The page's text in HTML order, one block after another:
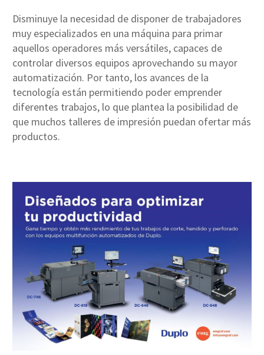
Disminuye la necesidad de disponer de trabajadores
muy especializados en una máquina para primar
aquellos operadores más versátiles, capaces de
controlar diversos equipos aprovechando su mayor
automatización. Por tanto, los avances de la
tecnología están permitiendo poder emprender
diferentes trabajos, lo que plantea la posibilidad de
que muchos talleres de impresión puedan ofertar más
productos.